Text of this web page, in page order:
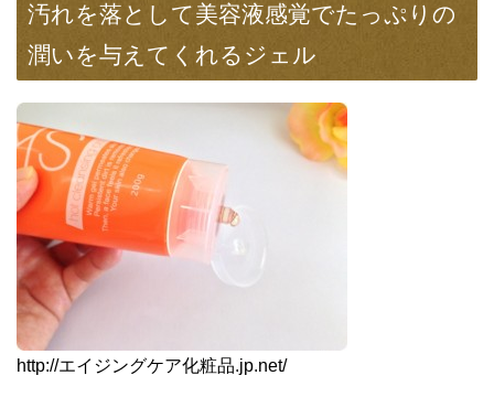
汚れを落として美容液感覚でたっぷりの
潤いを与えてくれるジェル
http://エイジングケア化粧品.jp.net/